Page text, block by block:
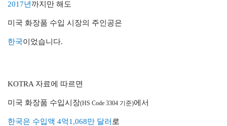
2017년 까지만 해도
미국 화장품 수입 시장의 주인공은
한국이었습니다.
KOTRA 자료에 따르면
미국 화장품 수입시장(HS Code 3304 기준)에서
한국은 수입액 4억1,068만 달러 로